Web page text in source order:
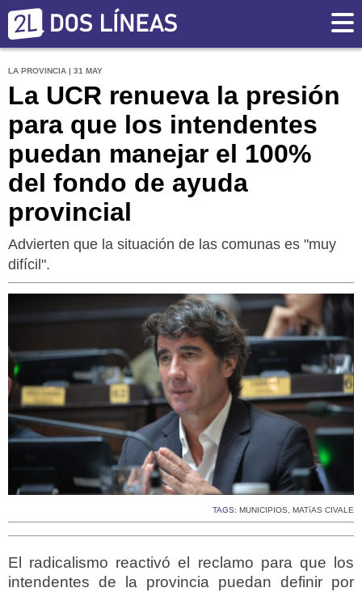
LA PROVINCIA | 31 MAY
La UCR renueva la presión
para que los intendentes
puedan manejar el 100%
del fondo de ayuda
provincial
Advierten que la situación de las comunas es "muy
difícil".
TAGS: MUNICIPIOS, MATíAS CIVALE
El radicalismo reactivó el reclamo para que los
intendentes de la provincia puedan definir por